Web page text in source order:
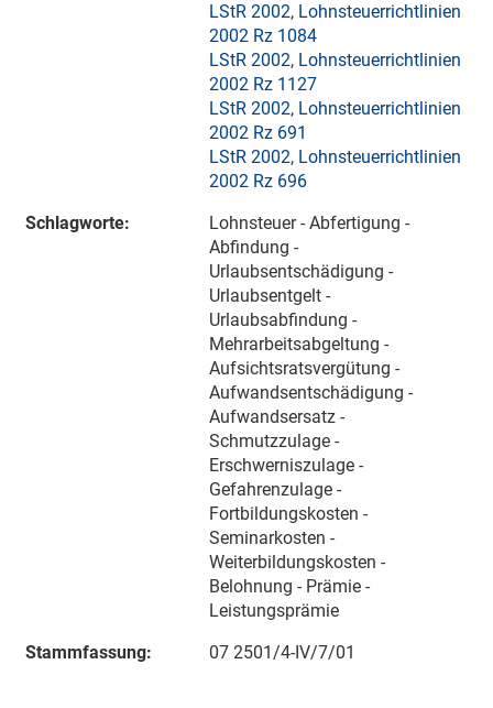
LStR 2002, Lohnsteuerrichtlinien
2002 Rz 1084
LStR 2002, Lohnsteuerrichtlinien
2002 Rz 1127
LStR 2002, Lohnsteuerrichtlinien
2002 Rz 691
LStR 2002, Lohnsteuerrichtlinien
2002 Rz 696
Schlagworte:
Lohnsteuer - Abfertigung -
Abfindung -
Urlaubsentschädigung -
Urlaubsentgelt -
Urlaubsabfindung -
Mehrarbeitsabgeltung -
Aufsichtsratsvergütung -
Aufwandsentschädigung -
Aufwandsersatz -
Schmutzzulage -
Erschwerniszulage -
Gefahrenzulage -
Fortbildungskosten -
Seminarkosten -
Weiterbildungskosten -
Belohnung - Prämie -
Leistungsprämie
Stammfassung:
07 2501/4-IV/7/01